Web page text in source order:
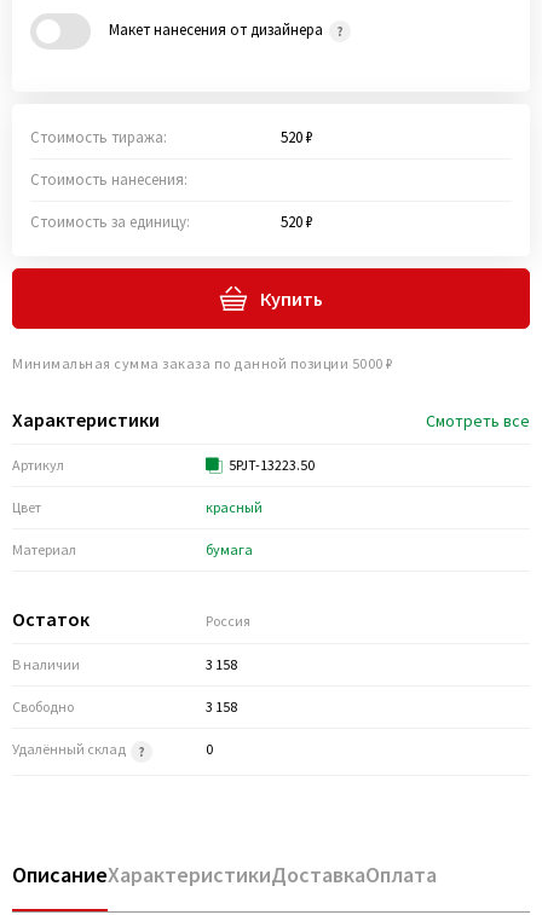
Характеристики Смотреть все
Артикул 5PJT-13223.50
Цвет красный
Материал бумага
Остаток Россия
В наличии 3 158
Свободно 3 158
Удалённый склад 0
Макет нанесения от дизайнера
Стоимость тиража: 520 ₽
Стоимость нанесения:
Стоимость за единицу: 520 ₽
Купить
Минимальная сумма заказа по данной позиции 5000 ₽
ОписаниеХарактеристикиДоставкаОплата